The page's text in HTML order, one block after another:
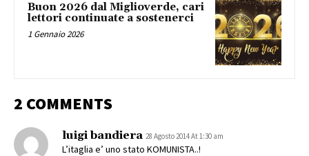
Buon 2026 dal Miglioverde, cari
lettori continuate a sostenerci
1 Gennaio 2026
2 COMMENTS
luigi bandiera 28 Agosto 2014 At 1:30 am
L’itaglia e’ uno stato KOMUNISTA..!